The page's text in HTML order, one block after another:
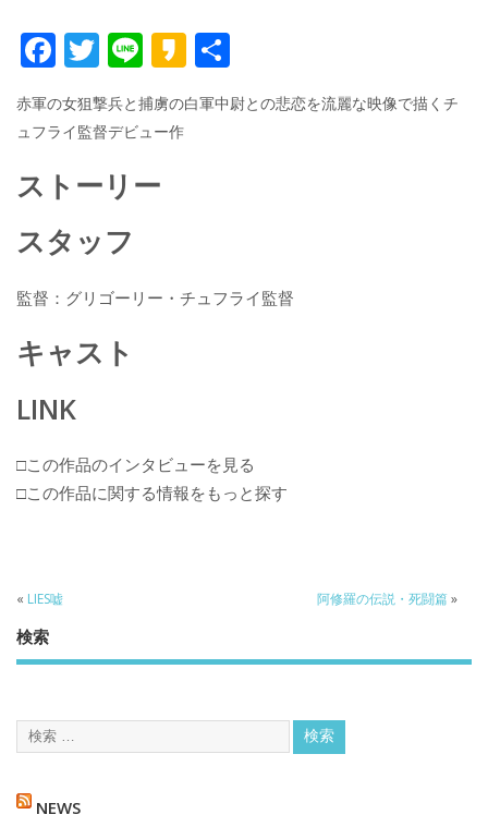
F
ac
e
b
o
o
k
T
w
itt
er
Li
n
e
K
a
k
有
赤軍の女狙撃兵と捕虜の白軍中尉との悲恋を流麗な映像で描くチ
ュフライ監督デビュー作
ストーリー
スタッフ
監督：グリゴーリー・チュフライ監督
キャスト
LINK
□この作品のインタビューを見る
□この作品に関する情報をもっと探す
« LIES嘘 阿修羅の伝説・死闘篇»
検索
NEWS